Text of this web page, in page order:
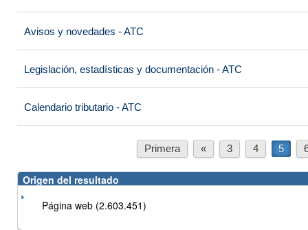
Avisos y novedades - ATC
Legislación, estadísticas y documentación - ATC
Calendario tributario - ATC
Primera « 3 4 5
Origen del resultado
Página web (2.603.451)